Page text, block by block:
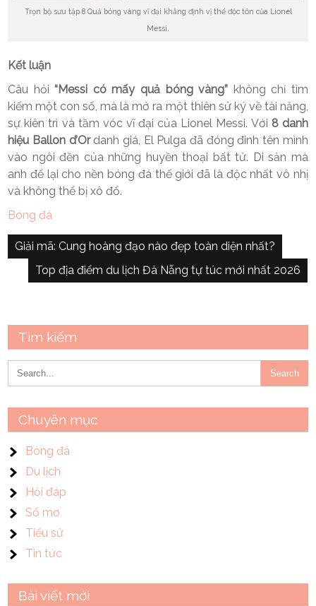
Trọn bộ sưu tập 8 Quả bóng vàng vĩ đại khẳng định vị thế độc tôn của Lionel
Messi.
Kết luận
Câu hỏi “Messi có mấy quả bóng vàng” không chỉ tìm
kiếm một con số, mà là mở ra một thiên sử ký về tài năng,
sự kiên trì và tầm vóc vĩ đại của Lionel Messi. Với 8 danh
hiệu Ballon d’Ordanh giá, El Pulga đã đóng đinh tên mình
vào ngôi đền của những huyền thoại bất tử. Di sản mà
anh để lại cho nền bóng đá thế giới đã là độc nhất vô nhị
và không thể bị xô đổ.
Bóng đá
Điều
hướng
Giải mã: Cung hoàng đạo nào đẹp toàn diện nhất?
Top địa điểm du lịch Đà Nẵng tự túc mới nhất 2026
Tìm kiếm
Chuyên mục
Bóng đá
Du lịch
Hỏi đáp
Sổ mơ
Tiểu sử
Tin tức
Bài viết mới